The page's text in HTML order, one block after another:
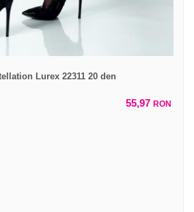
Lurex 22311 20 den
55,97 RON